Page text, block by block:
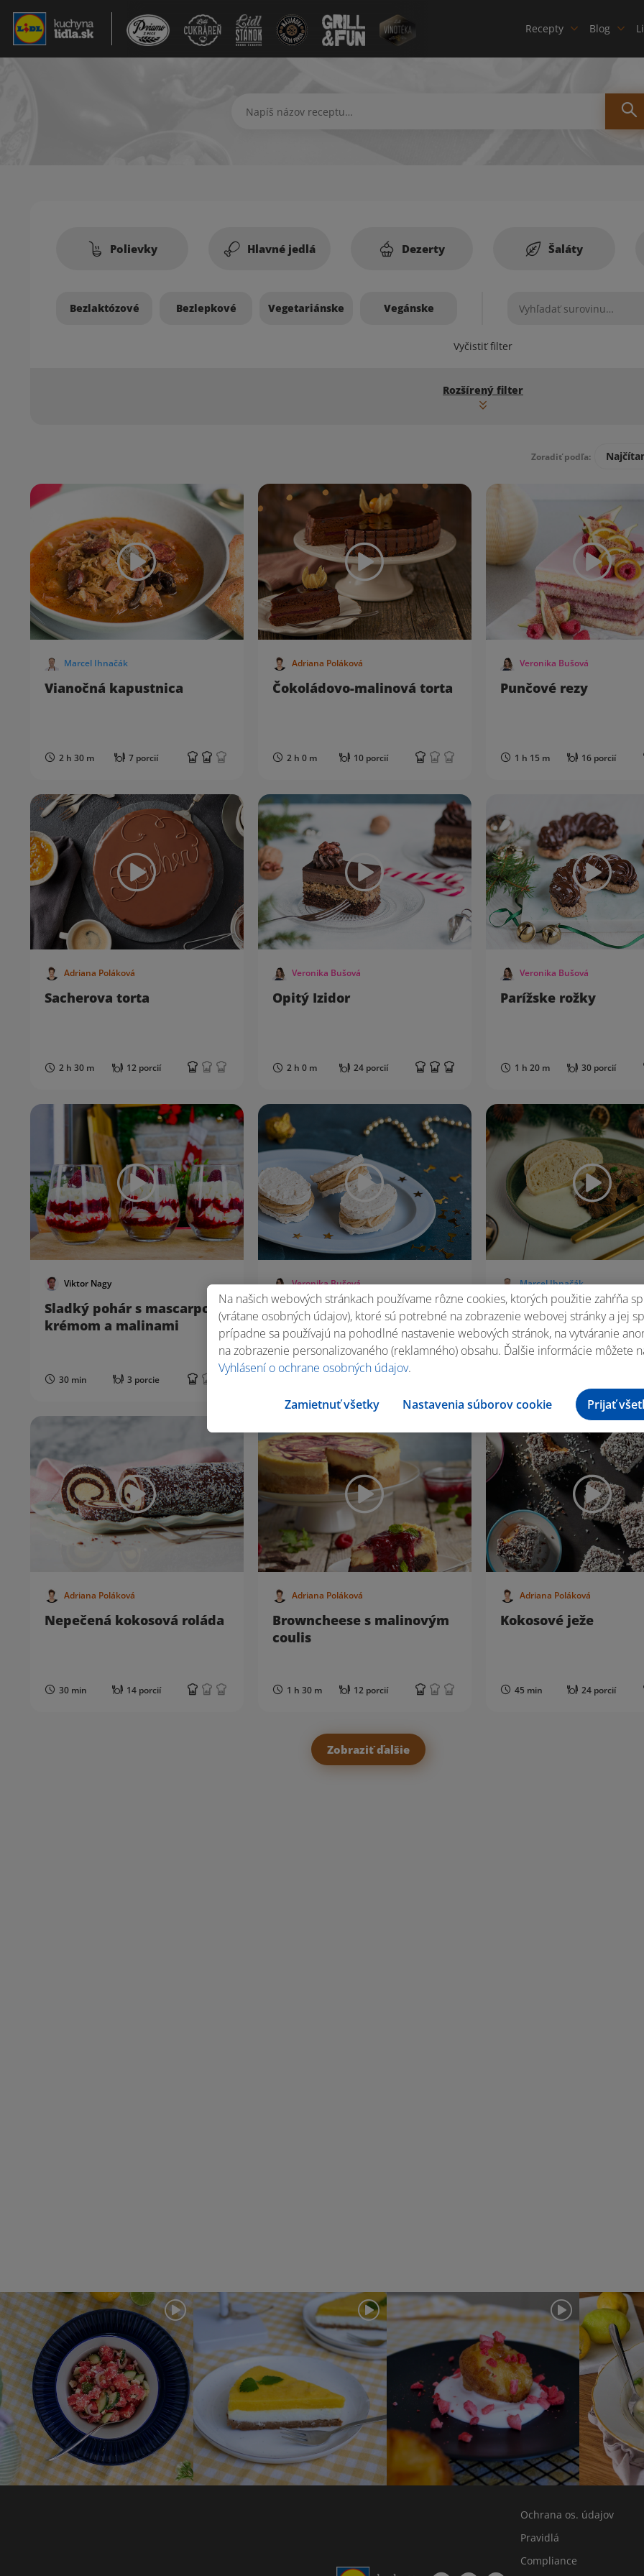
Recepty Blog
Polievky Hlavné jedlá Dezerty Šaláty
Bezlaktózové Bezlepkové Vegetariánske Vegánske
Vyčistiť filter
Rozšírený filter
Zoradiť podľa:
Zoznam receptov
Marcel Ihnačák
Vianočná kapustnica
2 h 30 m 7 porcií
Adriana Poláková
Čokoládovo-malinová torta
2 h 0 m 10 porcií
Veronika Bušová
Punčové rezy
1 h 15 m 16 porcií
Adriana Poláková
Sacherova torta
2 h 30 m 12 porcií
Veronika Bušová
Opitý Izidor
2 h 0 m 24 porcií
Veronika Bušová
Parížske rožky
1 h 20 m 30 porcií
Viktor Nagy
Sladký pohár s mascarpone
krémom a malinami
30 min 3 porcie
Veronika Bušová
Laskonky
Marcel Ihnačák
Hovädzie plátky s
chrenovou omáčkou
domácou knedľou
Adriana Poláková
Nepečená kokosová roláda
30 min 14 porcií
Adriana Poláková
Browncheese s malinovým
coulis
1 h 30 m 12 porcií
Adriana Poláková
Kokosové ježe
45 min 24 porcií
Zobraziť ďalšie
Ochrana os. údajov
Pravidlá
Compliance
Na našich webových stránkach používame rôzne cookies, ktorých použitie zahŕňa
(vrátane osobných údajov), ktoré sú potrebné na zobrazenie webovej stránky a jej
prípadne sa používajú na pohodlné nastavenie webových stránok, na vytváranie
na zobrazenie personalizovaného (reklamného) obsahu. Ďalšie informácie môžete
Vyhlásení o ochrane osobných údajov.
Zamietnuť všetky Nastavenia súborov cookie Prijať